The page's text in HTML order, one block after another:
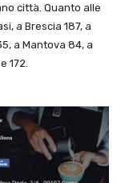
città. Quanto alle
a Brescia 187, a
a Mantova 84, a
172.